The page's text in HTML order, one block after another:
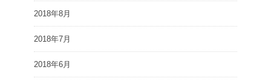
2018年8月
2018年7月
2018年6月